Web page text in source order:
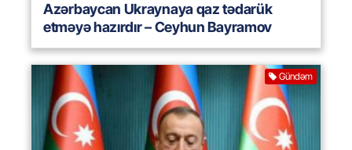
Azərbaycan Ukraynaya qaz tədarük
etməyə hazırdır – Ceyhun Bayramov
Gündəm